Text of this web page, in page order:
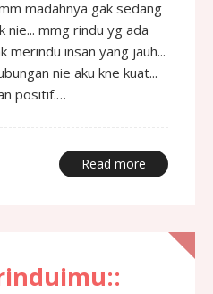
madahnya gak sedang
nie... mmg rindu yg ada
merindu insan yang jauh...
nie aku kne kuat...
positif.…
Read more